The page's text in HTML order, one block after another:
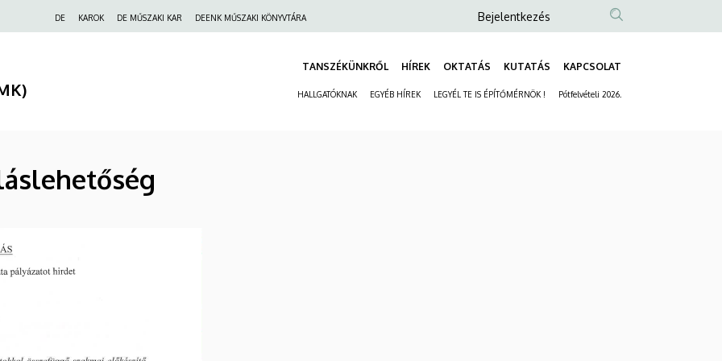
Felső
DE KAROK DE MŰSZAKI KAR DEENK MŰSZAKI KÖNYVTÁRA
Anonim
fiók
menüje
Bejelentkezés
TANSZÉKÜNKRŐL HÍREK OKTATÁS KUTATÁS KAPCSOLAT
HALLGATÓKNAK EGYÉB HÍREK LEGYÉL TE IS ÉPÍTŐMÉRNÖK ! Pótfelvételi 2026.